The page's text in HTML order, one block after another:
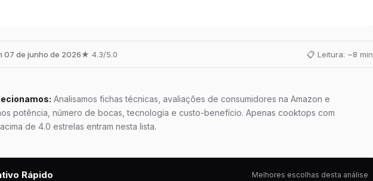
07 de junho de 2026★ 4.3/5.0 📋 Leitura: ~8 min
Analisamos fichas técnicas, avaliações de consumidores na Amazon e
potência, número de bocas, tecnologia e custo-benefício. Apenas cooktops com
de 4.0 estrelas entram nesta lista.
Rápido Melhores escolhas desta análise